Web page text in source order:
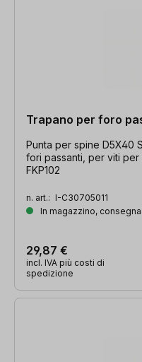
Trapano per foro
Punta per spine D5X40
fori passanti, per viti
FKP102
n. art.: I-C30705011
In magazzino,
29,87 €
incl. IVA più costi di
spedizione